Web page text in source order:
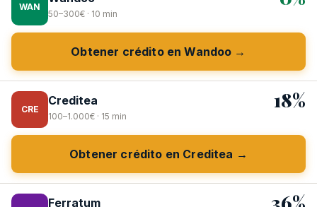
WAN
50–300€ · 10 min
Obtener crédito en Wandoo →
CRE
Creditea
100–1.000€ · 15 min
18%
Obtener crédito en Creditea →
Ferratum